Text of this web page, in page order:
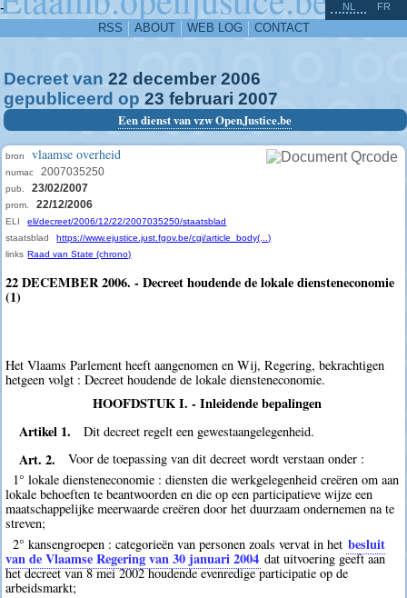
-
RSS ABOUT WEB LOG CONTACT
NL FR
Decreet van 22 december 2006
gepubliceerd op 23 februari 2007
Een dienst van vzw OpenJustice.be
bron vlaamse overheid
numac 2007035250
pub. 23/02/2007
prom. 22/12/2006
ELI
eli/decreet/2006/12/22/2007035250/staatsblad
staatsblad
https://www.ejustice.just.fgov.be/cgi/article_body(...)
links Raad van State (chrono)
22 DECEMBER 2006. - Decreet houdende de lokale diensteneconomie
(1)
Het Vlaams Parlement heeft aangenomen en Wij, Regering, bekrachtigen
hetgeen volgt : Decreet houdende de lokale diensteneconomie.
HOOFDSTUK I. - Inleidende bepalingen
Artikel 1.
Dit decreet regelt een gewestaangelegenheid.
Art. 2.
Voor de toepassing van dit decreet wordt verstaan onder :
1° lokale diensteneconomie : diensten die werkgelegenheid creëren om aan
lokale behoeften te beantwoorden en die op een participatieve wijze een
maatschappelijke meerwaarde creëren door het duurzaam ondernemen na te
streven;
2° kansengroepen : categorieën van personen zoals vervat in het besluit
van de Vlaamse Regering van 30 januari 2004 dat uitvoering geeft aan
het decreet van 8 mei 2002 houdende evenredige participatie op de
arbeidsmarkt;
^